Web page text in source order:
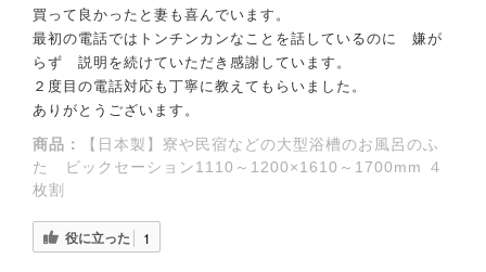
買って良かったと妻も喜んでいます。
最初の電話ではトンチンカンなことを話しているのに 嫌が
らず 説明を続けていただき感謝しています。
２度目の電話対応も丁寧に教えてもらいました。
ありがとうございます。
商品：
【日本製】寮や民宿などの大型浴槽のお風呂のふ
た ビックセーション1110～1200×1610～1700mm ４
枚割
役に立った 1